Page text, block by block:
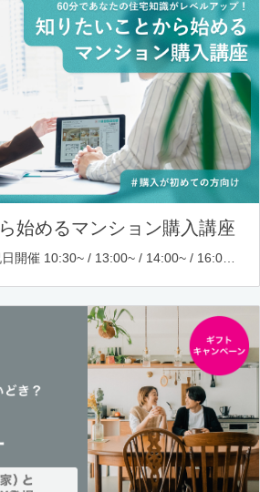
始めるマンション購入講座